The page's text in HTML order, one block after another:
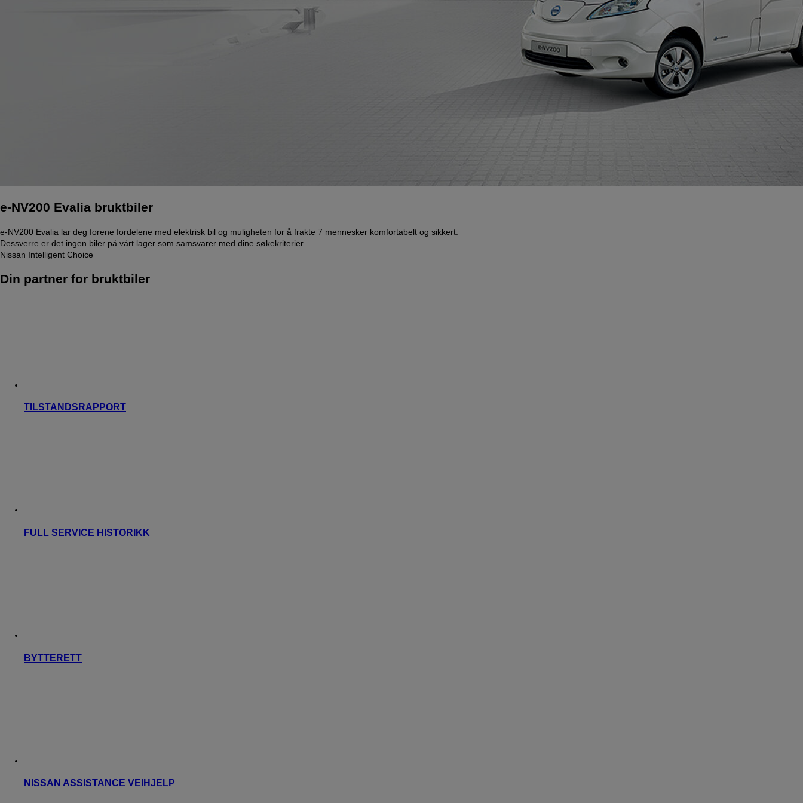
e-NV200 Evalia bruktbiler
e-NV200 Evalia lar deg forene fordelene med elektrisk bil og muligheten for å frakte 7 mennesker komfortabelt og sikkert.
Dessverre er det ingen biler på vårt lager som samsvarer med dine søkekriterier.
Nissan Intelligent Choice
Din partner for bruktbiler
TILSTANDSRAPPORT
FULL SERVICE HISTORIKK
BYTTERETT
NISSAN ASSISTANCE VEIHJELP